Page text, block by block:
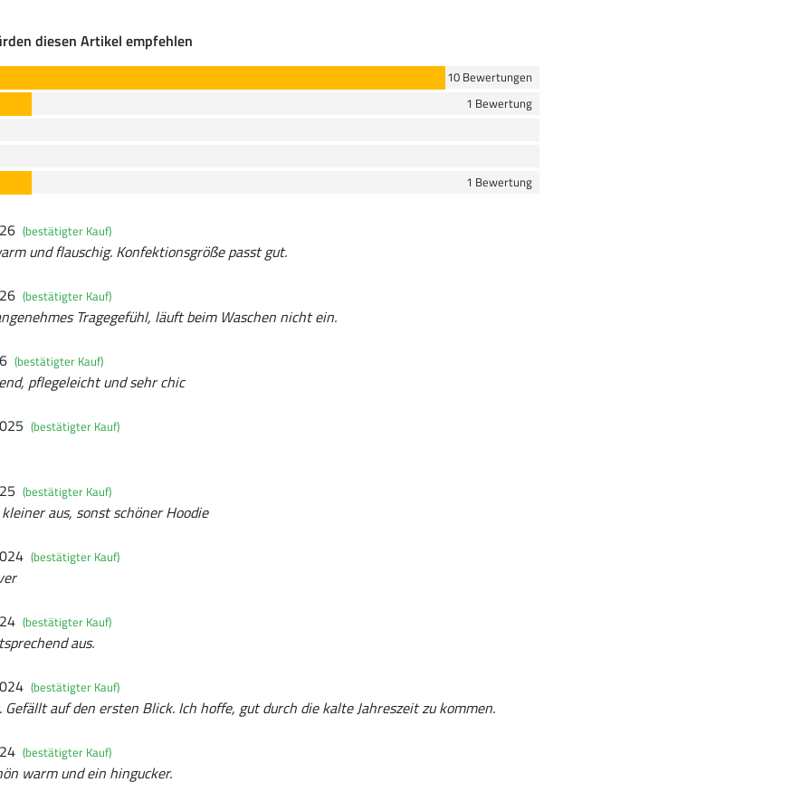
diesen Artikel empfehlen
10 Bewertungen
1 Bewertung
1 Bewertung
(bestätigter Kauf)
und flauschig. Konfektionsgröße passt gut.
(bestätigter Kauf)
Tragegefühl, läuft beim Waschen nicht ein.
(bestätigter Kauf)
pflegeleicht und sehr chic
(bestätigter Kauf)
(bestätigter Kauf)
aus, sonst schöner Hoodie
(bestätigter Kauf)
(bestätigter Kauf)
aus.
(bestätigter Kauf)
auf den ersten Blick. Ich hoffe, gut durch die kalte Jahreszeit zu kommen.
(bestätigter Kauf)
warm und ein hingucker.